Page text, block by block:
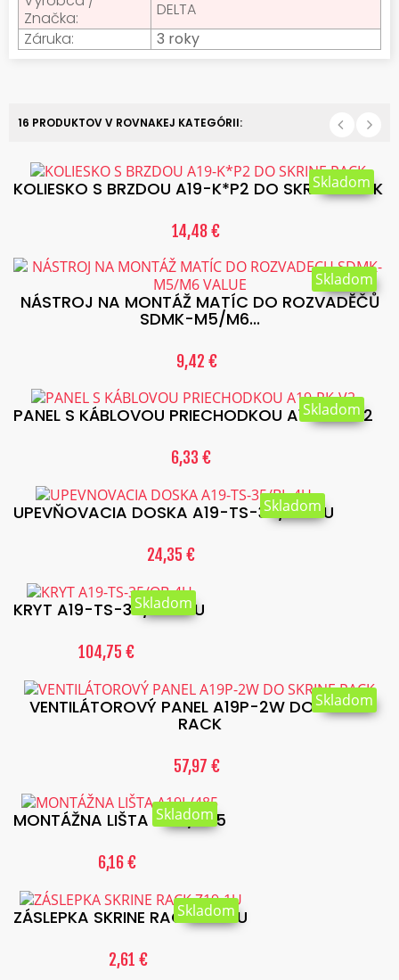
Značka:
DELTA
Záruka:
3 roky
16 PRODUKTOV V ROVNAKEJ KATEGÓRII:
KOLIESKO S BRZDOU A19-K*P2 DO SKRINE RACK
14,48 €
Skladom
NÁSTROJ NA MONTÁŽ MATÍC DO ROZVADĔČŮ
SDMK-M5/M6...
9,42 €
Skladom
PANEL S KÁBLOVOU PRIECHODKOU A19-PK-V2
6,33 €
Skladom
UPEVŇOVACIA DOSKA A19-TS-35/BL-4U
24,35 €
Skladom
KRYT A19-TS-35/OB-4U
104,75 €
Skladom
VENTILÁTOROVÝ PANEL A19P-2W DO SKRINE
RACK
57,97 €
Skladom
MONTÁŽNA LIŠTA A19L/485
6,16 €
Skladom
ZÁSLEPKA SKRINE RACK Z19-1U
2,61 €
Skladom